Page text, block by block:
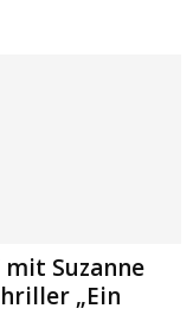
mit Suzanne
„Ein